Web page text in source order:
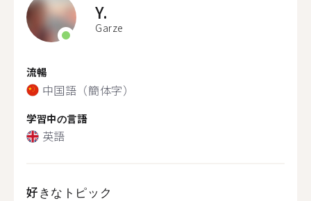
Y.
Garze
流暢
中国語（簡体字）
学習中の言語
英語
好きなトピック